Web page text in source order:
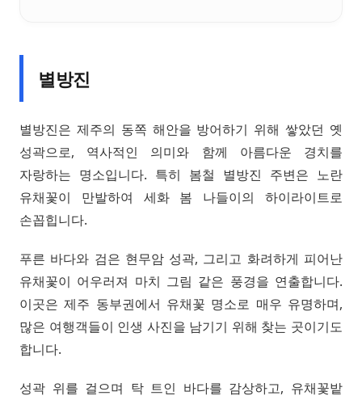
별방진
별방진은 제주의 동쪽 해안을 방어하기 위해 쌓았던 옛
성곽으로, 역사적인 의미와 함께 아름다운 경치를
자랑하는 명소입니다. 특히 봄철 별방진 주변은 노란
유채꽃이 만발하여 세화 봄 나들이의 하이라이트로
손꼽힙니다.
푸른 바다와 검은 현무암 성곽, 그리고 화려하게 피어난
유채꽃이 어우러져 마치 그림 같은 풍경을 연출합니다.
이곳은 제주 동부권에서 유채꽃 명소로 매우 유명하며,
많은 여행객들이 인생 사진을 남기기 위해 찾는 곳이기도
합니다.
성곽 위를 걸으며 탁 트인 바다를 감상하고, 유채꽃밭